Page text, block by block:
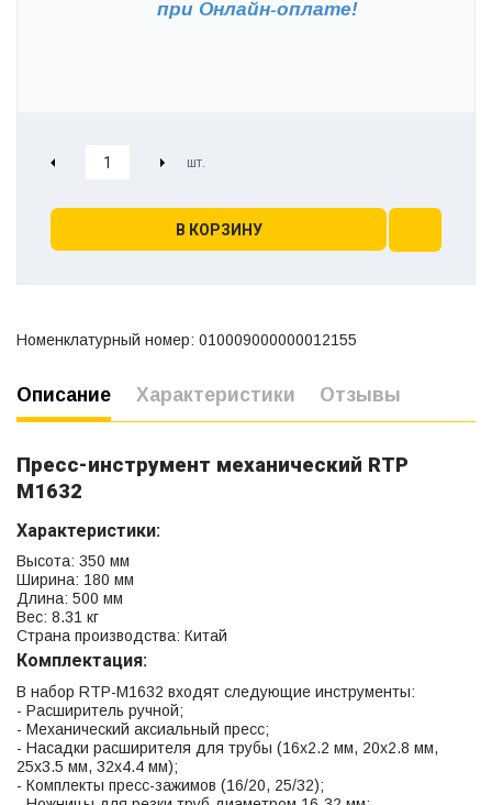
при Онлайн-оплате!
В КОРЗИНУ
Номенклатурный номер: 010009000000012155
Описание Характеристики Отзывы
Пресс-инструмент механический RTP
М1632
Характеристики:
Высота: 350 мм
Ширина: 180 мм
Длина: 500 мм
Вес: 8.31 кг
Страна производства: Китай
Комплектация:
В набор RTP-M1632 входят следующие инструменты:
- Расширитель ручной;
- Механический аксиальный пресс;
- Насадки расширителя для трубы (16х2.2 мм, 20х2.8 мм,
25х3.5 мм, 32х4.4 мм);
- Комплекты пресс-зажимов (16/20, 25/32);